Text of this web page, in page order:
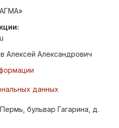
Алексей Александрович
данных
бульвар Гагарина, д.